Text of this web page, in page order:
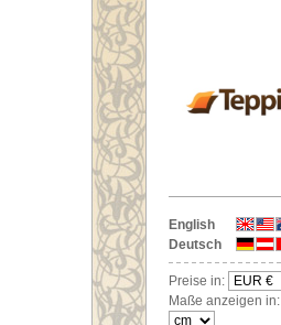
English
Deutsch
Preise in:
Maße anzeigen in: